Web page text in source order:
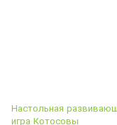
Настольная
игра Котосовы